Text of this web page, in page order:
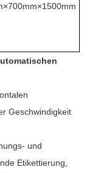
700mm×1500mm
Geschwindigkeit
und
Etikettierung,